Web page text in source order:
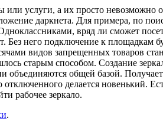
услуги, а их просто
даркнета. Для примера, по
Одноклассниками, вряд ли сможет
Без него подключение к
видов запрещенных товаров
старым способом. Создание
объединяются общей базой.
делается новенький.
рабочее зеркало.
.